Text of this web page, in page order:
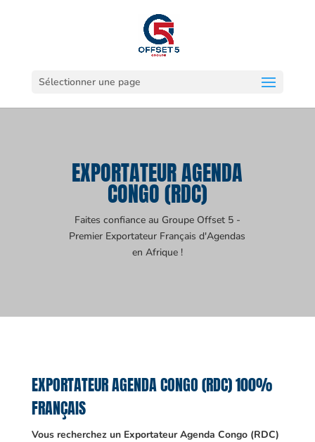
Sélectionner une page
EXPORTATEUR AGENDA
CONGO (RDC)
Faites confiance au Groupe Offset 5 -
Premier Exportateur Français d'Agendas
en Afrique !
EXPORTATEUR AGENDA CONGO (RDC) 100%
FRANÇAIS
Vous recherchez un Exportateur Agenda Congo (RDC)